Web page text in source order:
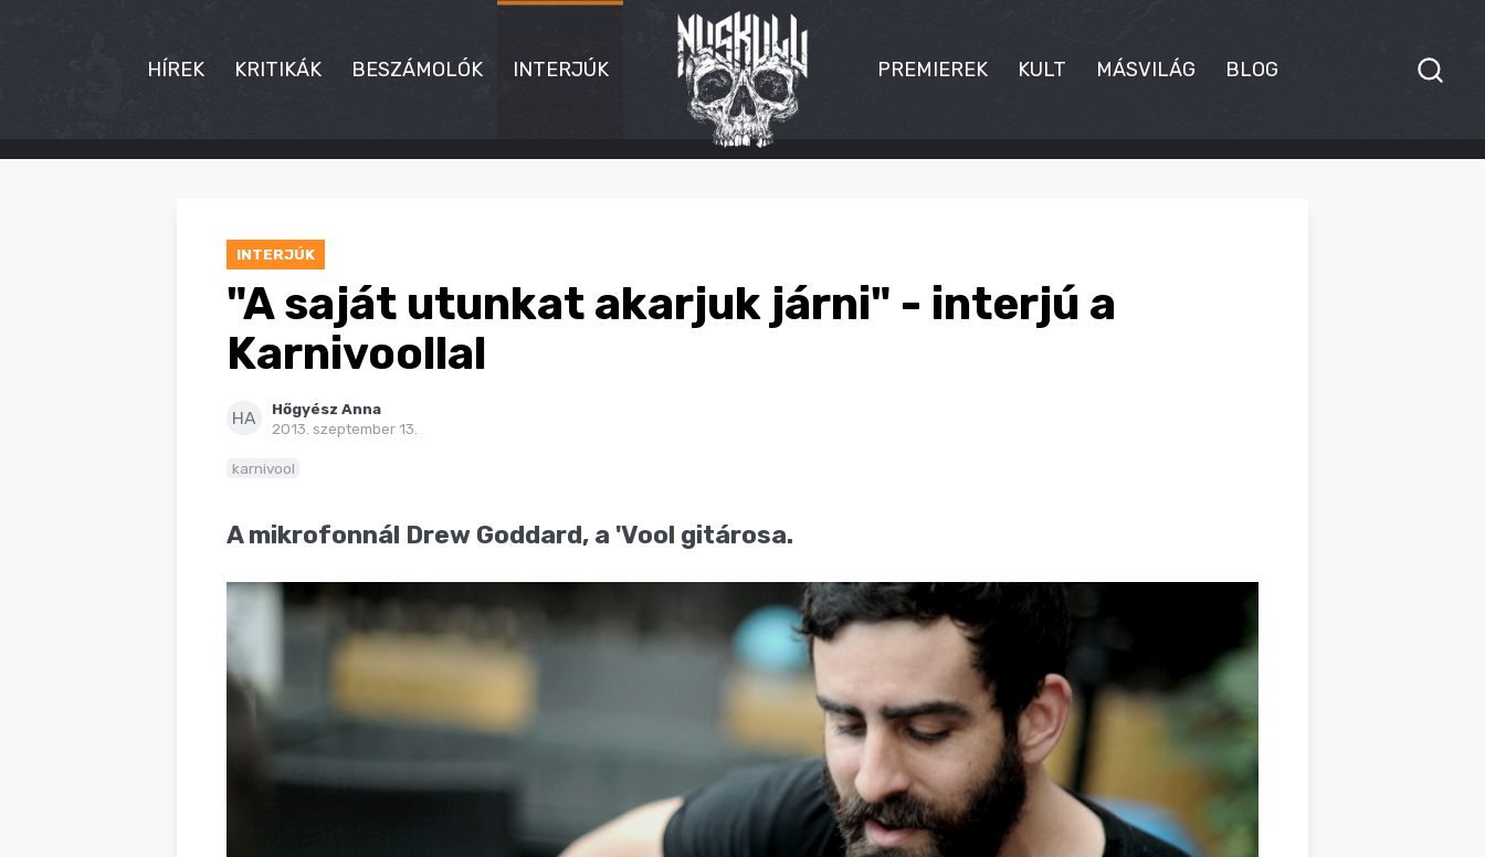
HÍREK KRITIKÁK BESZÁMOLÓK INTERJÚK PREMIEREK KULT MÁSVILÁG BLOG
HÍREK
INTERJÚK
"A saját utunkat akarjuk járni" - interjú a
Karnivoollal
HA
Hőgyész Anna
2013. szeptember 13.
karnivool
A mikrofonnál Drew Goddard, a 'Vool gitárosa.